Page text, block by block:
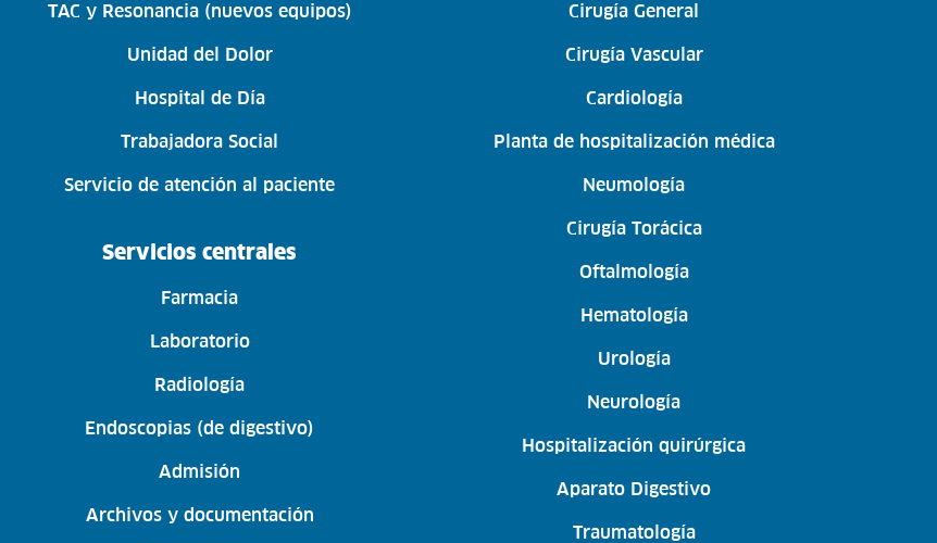
TAC y Resonancia (nuevos equipos)
Unidad del Dolor
Hospital de Día
Trabajadora Social
Servicio de atención al paciente
Servicios centrales
Farmacia
Laboratorio
Radiología
Endoscopias (de digestivo)
Admisión
Archivos y documentación
Cirugía General
Cirugía Vascular
Cardiología
Planta de hospitalización médica
Neumología
Cirugía Torácica
Oftalmología
Hematología
Urología
Neurología
Hospitalización quirúrgica
Aparato Digestivo
Traumatología